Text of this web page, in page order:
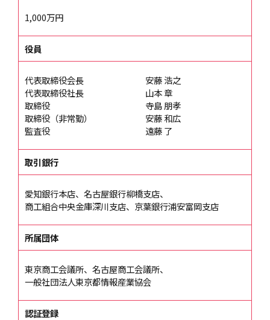
1,000万円
役員
代表取締役会長
安藤 浩之
代表取締役社長
山本 章
取締役
寺島 朋孝
取締役（非常勤）
安藤 和広
監査役
遠藤 了
取引銀行
愛知銀行本店、名古屋銀行柳橋支店、
商工組合中央金庫深川支店、京葉銀行浦安富岡支店
所属団体
東京商工会議所、名古屋商工会議所、
一般社団法人東京都情報産業協会
認証登録